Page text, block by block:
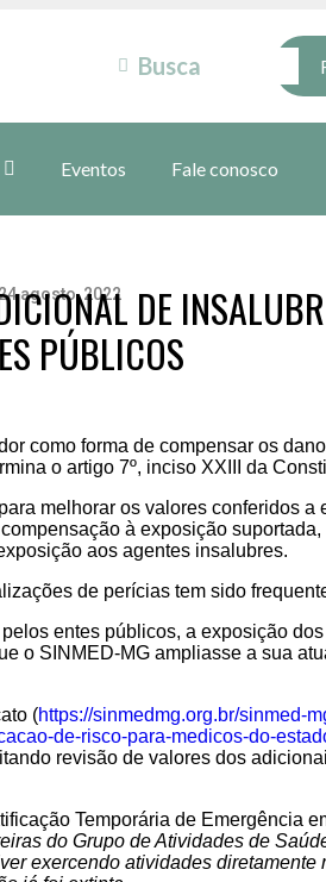
Eventos Fale conosco
agosto, 2022 DE
PÚBLICOS
como forma de compensar os
o artigo 7º, inciso XXIII da
melhorar os valores conferidos
à exposição
aos agentes insalubres.
de perícias tem sido
entes públicos, a exposição
o SINMED-MG ampliasse a sua
(https://sinmedmg.org.br/sinmed-
de-risco-para-medicos-do-
revisão de valores dos
Temporária de Emergência
do Grupo de Atividades de
exercendo atividades